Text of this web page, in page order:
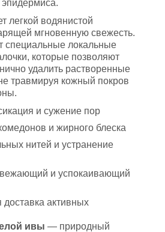
эпидермиса.
легкой водянистой
мгновенную свежесть.
специальные локальные
которые позволяют
удалить растворенные
травмируя кожный покров
и сужение пор
и жирного блеска
нитей и устранение
и успокаивающий
активных
ивы — природный